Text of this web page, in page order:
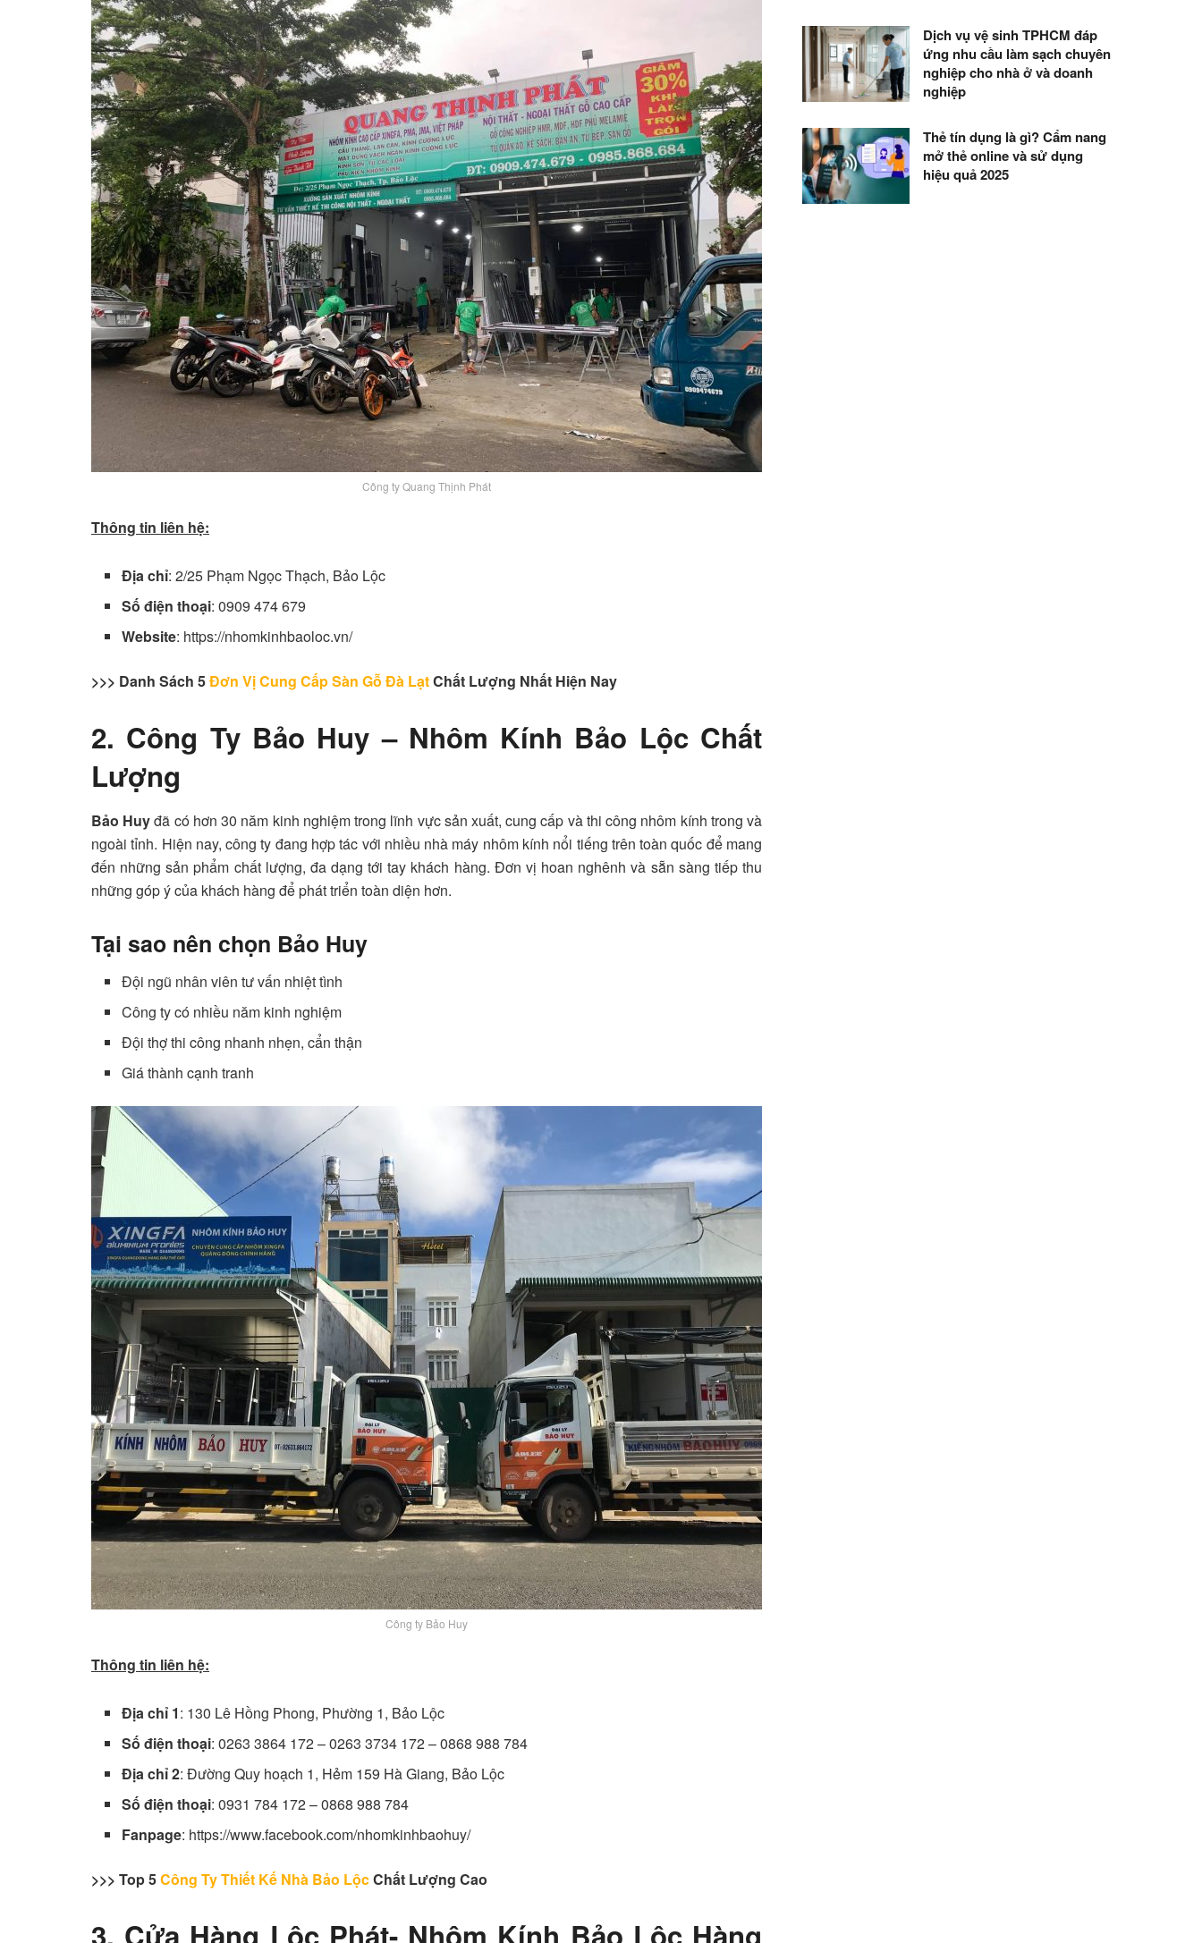
Công ty Quang Thịnh Phát
Thông tin liên hệ:
Địa chỉ: 2/25 Phạm Ngọc Thạch, Bảo Lộc
Số điện thoại: 0909 474 679
Website: https://nhomkinhbaoloc.vn/
>>> Danh Sách 5Đơn Vị Cung Cấp Sàn Gỗ Đà LạtChất Lượng Nhất Hiện Nay
2. Công Ty Bảo Huy – Nhôm Kính Bảo Lộc Chất
Lượng
Bảo Huyđã có hơn 30 năm kinh nghiệm trong lĩnh vực sản xuất, cung cấp và thi công nhôm kính trong và
ngoài tỉnh. Hiện nay, công ty đang hợp tác với nhiều nhà máy nhôm kính nổi tiếng trên toàn quốc để mang
đến những sản phẩm chất lượng, đa dạng tới tay khách hàng. Đơn vị hoan nghênh và sẵn sàng tiếp thu
những góp ý của khách hàng để phát triển toàn diện hơn.
Tại sao nên chọn Bảo Huy
Đội ngũ nhân viên tư vấn nhiệt tình
Công ty có nhiều năm kinh nghiệm
Đội thợ thi công nhanh nhẹn, cẩn thận
Giá thành cạnh tranh
Công ty Bảo Huy
Thông tin liên hệ:
Địa chỉ 1: 130 Lê Hồng Phong, Phường 1, Bảo Lộc
Số điện thoại: 0263 3864 172 – 0263 3734 172 – 0868 988 784
Địa chỉ 2: Đường Quy hoạch 1, Hẻm 159 Hà Giang, Bảo Lộc
Số điện thoại: 0931 784 172 – 0868 988 784
Fanpage: https://www.facebook.com/nhomkinhbaohuy/
>>> Top 5Công Ty Thiết Kế Nhà Bảo LộcChất Lượng Cao
Dịch vụ vệ sinh TPHCM đáp
ứng nhu cầu làm sạch chuyên
nghiệp cho nhà ở và doanh
nghiệp
Thẻ tín dụng là gì? Cẩm nang
mở thẻ online và sử dụng
hiệu quả 2025